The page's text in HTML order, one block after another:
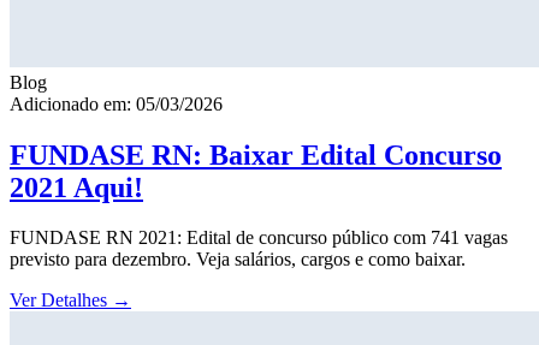
Blog
Adicionado em: 05/03/2026
FUNDASE RN: Baixar Edital Concurso
2021 Aqui!
FUNDASE RN 2021: Edital de concurso público com 741 vagas
previsto para dezembro. Veja salários, cargos e como baixar.
Ver Detalhes →